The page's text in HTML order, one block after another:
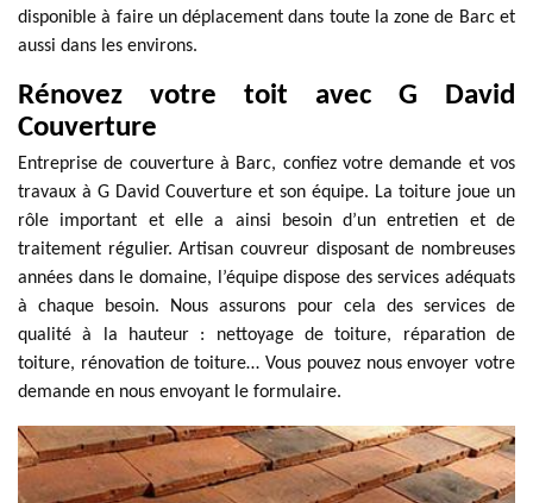
disponible à faire un déplacement dans toute la zone de Barc et
aussi dans les environs.
Rénovez votre toit avec G David
Couverture
Entreprise de couverture à Barc, confiez votre demande et vos
travaux à G David Couverture et son équipe. La toiture joue un
rôle important et elle a ainsi besoin d’un entretien et de
traitement régulier. Artisan couvreur disposant de nombreuses
années dans le domaine, l’équipe dispose des services adéquats
à chaque besoin. Nous assurons pour cela des services de
qualité à la hauteur : nettoyage de toiture, réparation de
toiture, rénovation de toiture… Vous pouvez nous envoyer votre
demande en nous envoyant le formulaire.